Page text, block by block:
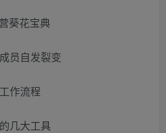
葵花宝典
员自发裂变
作流程
几大工具